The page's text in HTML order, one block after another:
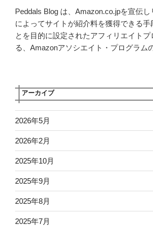
Peddals Blog は、Amazon.co.jpを宣伝し
によってサイトが紹介料を獲得できる手
とを目的に設定されたアフィリエイトプ
る、Amazonアソシエイト・プログラム
アーカイブ
2026年5月
2026年2月
2025年10月
2025年9月
2025年8月
2025年7月